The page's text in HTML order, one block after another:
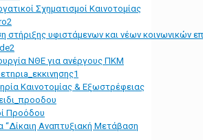
Σχηματισμοί Καινοτομίας
στήριξης υφιστάμενων και νέων κοινωνικών
ΝΘΕ για ανέργους ΠΚΜ
Kαινοτομίας & Εξωστρέφειας
Προόδου
“Δίκαιη Αναπτυξιακή Μετάβαση